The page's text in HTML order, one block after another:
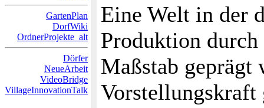
GartenPlan
DorfWiki
OrdnerProjekte_alt
Dörfer
NeueArbeit
VideoBridge
VillageInnovationTalk
Eine Welt in der
Produktion
Maßstab geprägt
Vorstellungskraft